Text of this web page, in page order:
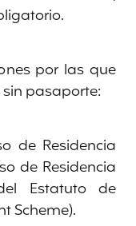
por las que
pasaporte:
de Residencia
de Residencia
Estatuto de
Scheme).